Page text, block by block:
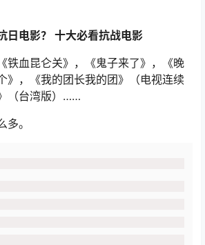
日电影？ 十大必看抗战电影
铁血昆仑关》，《鬼子来了》，《晚
》，《我的团长我的团》（电视连续
（台湾版）……
。